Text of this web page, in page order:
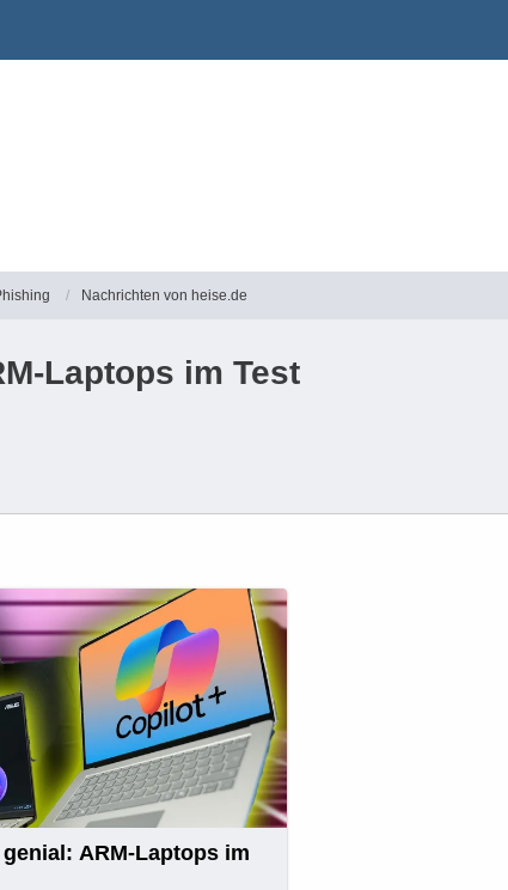
Nachrichten von heise.de
Laptops im Test
ARM-Laptops im